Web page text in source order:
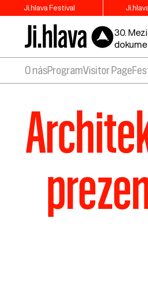
Ji.hlava Festival
30.
O násProgramVisitor Page